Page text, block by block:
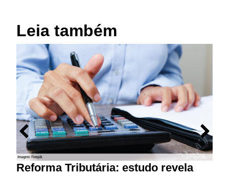
Leia também
Reforma Tributária: estudo revela